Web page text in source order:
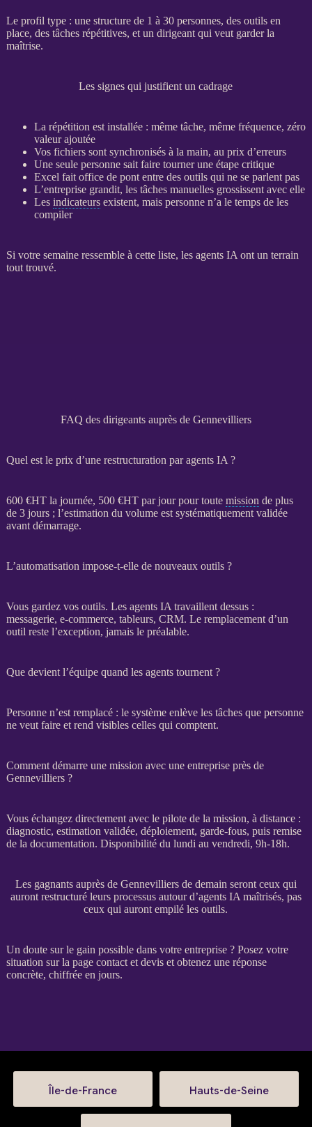
Le profil type : une structure de 1 à 30 personnes, des outils en
place, des tâches répétitives, et un dirigeant qui veut garder la
maîtrise.
Les signes qui justifient un cadrage
La répétition est installée : même tâche, même fréquence, zéro
valeur ajoutée
Vos fichiers sont synchronisés à la main, au prix d’erreurs
Une seule personne sait faire tourner une étape critique
Excel fait office de pont entre des outils qui ne se parlent pas
L’entreprise grandit, les tâches manuelles grossissent avec elle
Les indicateursexistent, mais personne n’a le temps de les
compiler
Si votre semaine ressemble à cette liste, les agents IA ont un terrain
tout trouvé.
FAQ des dirigeants auprès de Gennevilliers
Quel est le prix d’une restructuration par agents IA ?
600 €HTla journée, 500 €HTpar jour pour toute mission de plus
de 3 jours ; l’estimation du volume est systématiquement validée
avant démarrage.
L’automatisation impose-t-elle de nouveaux outils ?
Vous gardez vos outils. Les agents IA travaillent dessus :
messagerie, e-commerce, tableurs, CRM. Le remplacement d’un
outil reste l’exception, jamais le préalable.
Que devient l’équipe quand les agents tournent ?
Personne n’est remplacé : le système enlève les tâches que personne
ne veut faire et rend visibles celles qui comptent.
Comment démarre une mission avec une entreprise près de
Gennevilliers ?
Vous échangez directement avec le pilote de la mission, à distance :
diagnostic, estimation validée, déploiement, garde-fous, puis remise
de la documentation. Disponibilité du lundi au vendredi, 9h-18h.
Les gagnants auprès de Gennevilliers de demain seront ceux qui
auront restructuré leurs processus autour d’agents IA maîtrisés, pas
ceux qui auront empilé les outils.
Un doute sur le gain possible dans votre entreprise ? Posez votre
situation sur la page contact et deviset obtenez une réponse
concrète, chiffrée en jours.
Île-de-France Hauts-de-Seine